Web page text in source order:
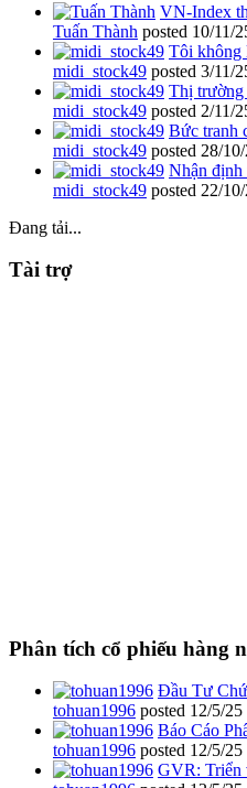
VN-Index
Tuấn Thành posted 10/11/
Tôi không
midi_stock49 posted 3/11/
Thị trường
midi_stock49 posted 2/11/
Bức tranh
midi_stock49 posted 28/
Nhận
midi_stock49 posted 22/
Đang tải...
Tài trợ
Phân tích cổ phiếu hàng
Đầu Tư
tohuan1996 posted 12/5/25
Báo Cáo
tohuan1996 posted 12/5/25
GVR: Triển